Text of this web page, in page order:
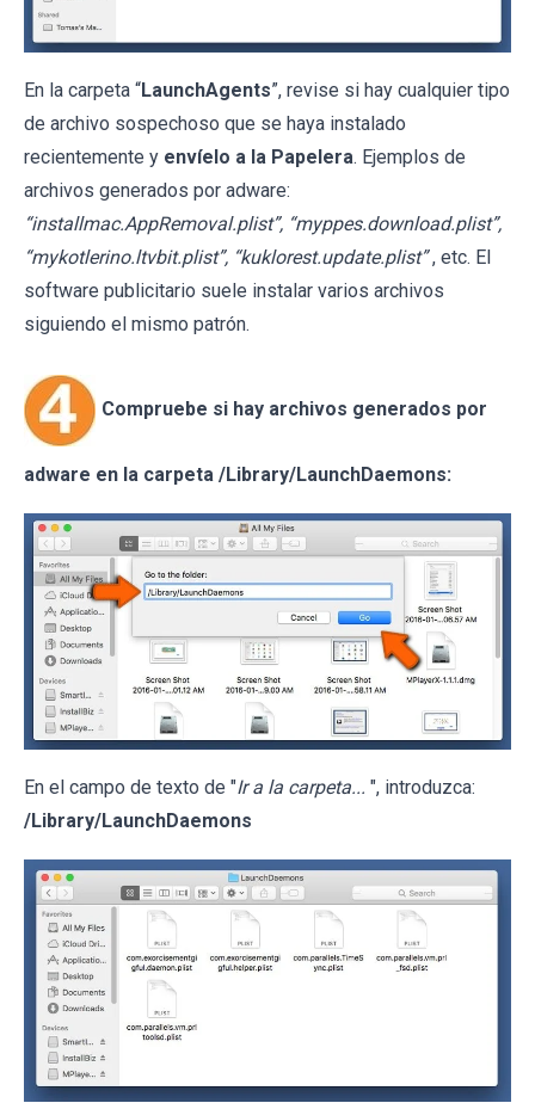
En la carpeta “LaunchAgents”, revise si hay cualquier tipo
de archivo sospechoso que se haya instalado
recientemente y envíelo a la Papelera. Ejemplos de
archivos generados por adware:
“installmac.AppRemoval.plist”, “myppes.download.plist”,
“mykotlerino.ltvbit.plist”, “kuklorest.update.plist” , etc. El
software publicitario suele instalar varios archivos
siguiendo el mismo patrón.
Compruebe si hay archivos generados por
adware en la carpeta /Library/LaunchDaemons:
En el campo de texto de "Ir a la carpeta... ", introduzca:
/Library/LaunchDaemons